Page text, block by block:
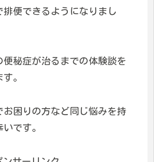
便できるようになりまし
便秘症が治るまでの体験談を
。
困りの方など同じ悩みを持
です。